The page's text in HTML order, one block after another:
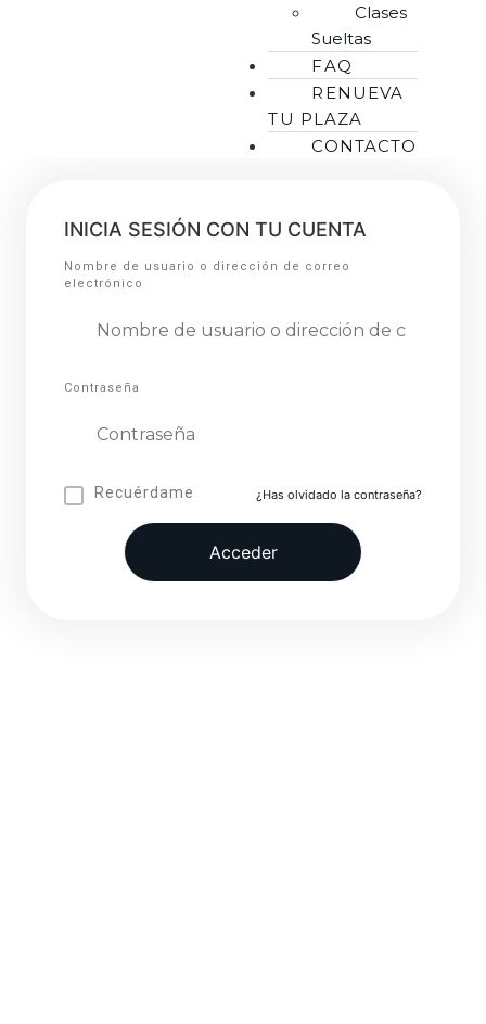
Clases
Sueltas
FAQ
RENUEVA
TU PLAZA
CONTACTO
INICIA SESIÓN CON TU CUENTA
Nombre de usuario o dirección de correo
electrónico
Contraseña
Recuérdame ¿Has olvidado la contraseña?